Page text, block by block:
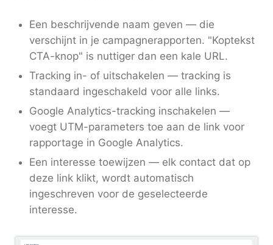
Een beschrijvende naam geven — die
verschijnt in je campagnerapporten. "Koptekst
CTA-knop" is nuttiger dan een kale URL.
Tracking in- of uitschakelen — tracking is
standaard ingeschakeld voor alle links.
Google Analytics-tracking inschakelen —
voegt UTM-parameters toe aan de link voor
rapportage in Google Analytics.
Een interesse toewijzen — elk contact dat op
deze link klikt, wordt automatisch
ingeschreven voor de geselecteerde
interesse.